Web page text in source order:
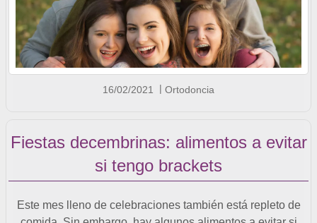
16/02/2021 Ortodoncia
Fiestas decembrinas: alimentos a evitar
si tengo brackets
Este mes lleno de celebraciones también está repleto de